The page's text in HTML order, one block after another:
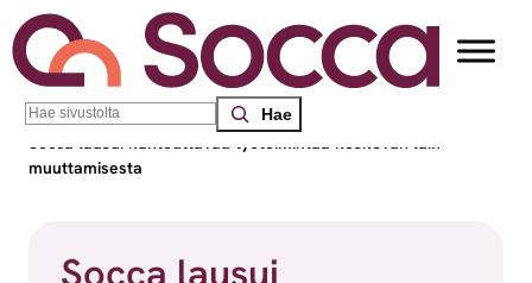
Siirry sisältöön
Search
Socca – Etelä-Suomen sosiaalialan osaamiskeskus
Socca lausui kuntouttavaa työtoimintaa koskevan lain
muuttamisesta
Socca lausui